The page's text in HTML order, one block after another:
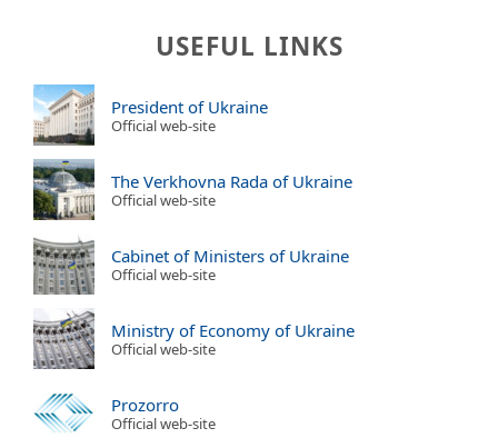
USEFUL LINKS
President of Ukraine
Official web-site
The Verkhovna Rada of Ukraine
Official web-site
Cabinet of Ministers of Ukraine
Official web-site
Ministry of Economy of Ukraine
Official web-site
Prozorro
Official web-site